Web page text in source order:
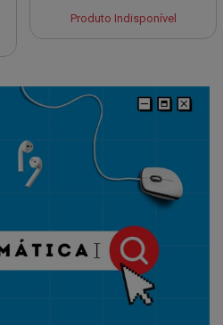
Produto Indisponível